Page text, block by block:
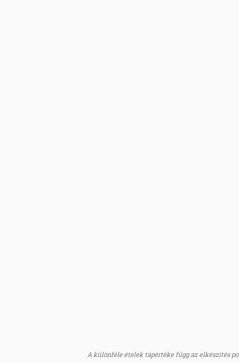
A különféle ételek tápértéke függ az elkészítés